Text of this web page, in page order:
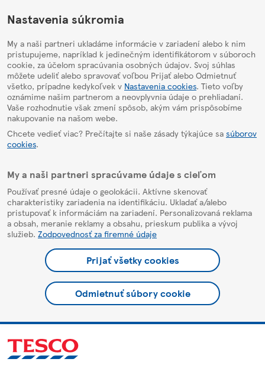
HelpPage
Nastavenia súkromia
My a naši partneri ukladáme informácie v zariadení alebo k nim
pristupujeme, napríklad k jedinečným identifikátorom v súboroch
cookie, za účelom spracúvania osobných údajov. Svoj súhlas
môžete udeliť alebo spravovať voľbou Prijať alebo Odmietnuť
všetko, prípadne kedykoľvek v Nastavenia cookies. Tieto voľby
oznámime našim partnerom a neovplyvnia údaje o prehliadaní.
Vaše rozhodnutie však zmení spôsob, akým vám prispôsobíme
nakupovanie na našom webe.
Chcete vedieť viac? Prečítajte si naše zásady týkajúce sa súborov
cookies.
My a naši partneri spracúvame údaje s cieľom
Používať presné údaje o geolokácii. Aktívne skenovať
charakteristiky zariadenia na identifikáciu. Ukladať a/alebo
pristupovať k informáciám na zariadení. Personalizovaná reklama
a obsah, meranie reklamy a obsahu, prieskum publika a vývoj
služieb. Zodpovednosť za firemné údaje
Prijať všetky cookies
Odmietnuť súbory cookie